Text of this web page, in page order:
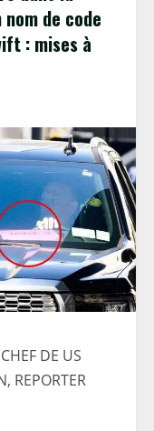
de code
: mises à
DE US
REPORTER